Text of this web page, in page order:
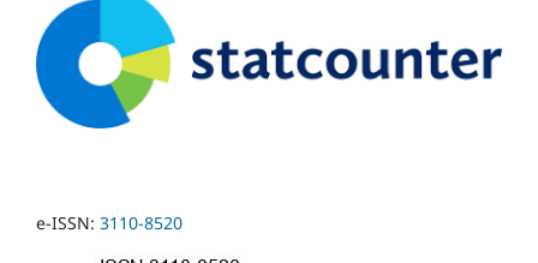
e-ISSN: 3110-8520